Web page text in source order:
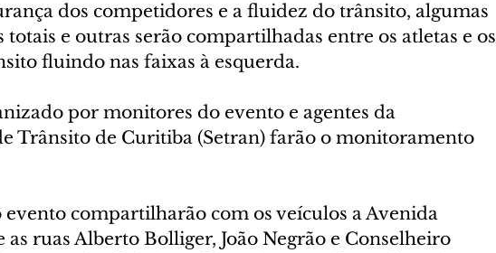
dos competidores e a fluidez do trânsito, algumas
e outras serão compartilhadas entre os atletas e os
fluindo nas faixas à esquerda.
por monitores do evento e agentes da
Trânsito de Curitiba (Setran) farão o monitoramento
compartilharão com os veículos a Avenida
as ruas Alberto Bolliger, João Negrão e Conselheiro